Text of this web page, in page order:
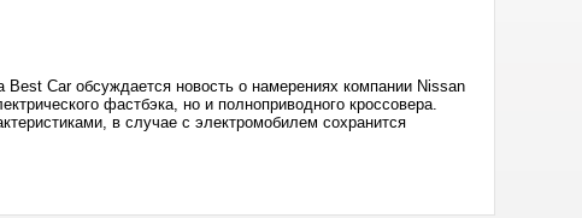
Best Car обсуждается новость о намерениях компании Nissan
фастбэка, но и полноприводного кроссовера.
в случае с электромобилем сохранится